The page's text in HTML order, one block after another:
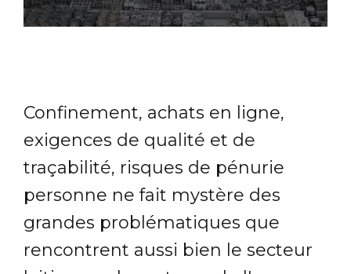
Confinement, achats en ligne,
exigences de qualité et de
traçabilité, risques de pénurie
personne ne fait mystère des
grandes problématiques que
rencontrent aussi bien le secteur